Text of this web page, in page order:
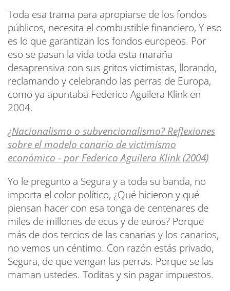
Toda esa trama para apropiarse de los fondos
públicos, necesita el combustible financiero, Y eso
es lo que garantizan los fondos europeos. Por
eso se pasan la vida toda esta maraña
desaprensiva con sus gritos victimistas, llorando,
reclamando y celebrando las perras de Europa,
como ya apuntaba Federico Aguilera Klink en
2004.
¿Nacionalismo o subvencionalismo? Reflexiones
sobre el modelo canario de victimismo
económico - por Federico Aguilera Klink (2004)
Yo le pregunto a Segura y a toda su banda, no
importa el color político, ¿Qué hicieron y qué
piensan hacer con esa tonga de centenares de
miles de millones de ecus y de euros? Porque
más de dos tercios de las canarias y los canarios,
no vemos un céntimo. Con razón estás privado,
Segura, de que vengan las perras. Porque se las
maman ustedes. Toditas y sin pagar impuestos.